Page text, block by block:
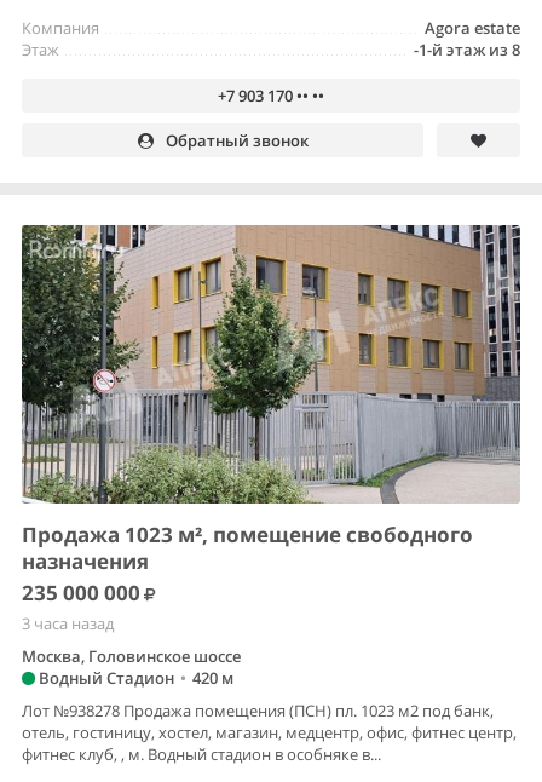
Agora estate
Компания
-1-й этаж из 8
Этаж
+7 903 170 •• ••
Обратный звонок
Продажа 1023 м², помещение свободного
назначения
235 000 000
3 часа назад
Москва, Головинское шоссе
Водный Стадион • 420 м
Лот №938278 Продажа помещения (ПСН) пл. 1023 м2 под банк,
отель, гостиницу, хостел, магазин, медцентр, офис, фитнес центр,
фитнес клуб, , м. Водный стадион в особняке в...